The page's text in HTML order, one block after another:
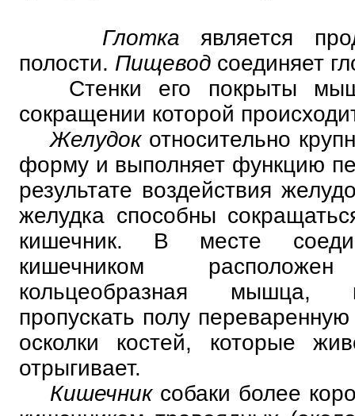
Глотка является
полости. Пищевод соединяет
Стенки его покрыты
сокращении которой
Желудок относительно
форму и выполняет функцию
результате воздействия
желудка способны
кишечник. В месте
кишечником
кольцеобразная мышца,
пропускать полу
осколки костей, которые
отрыгивает.
Кишечник собаки более